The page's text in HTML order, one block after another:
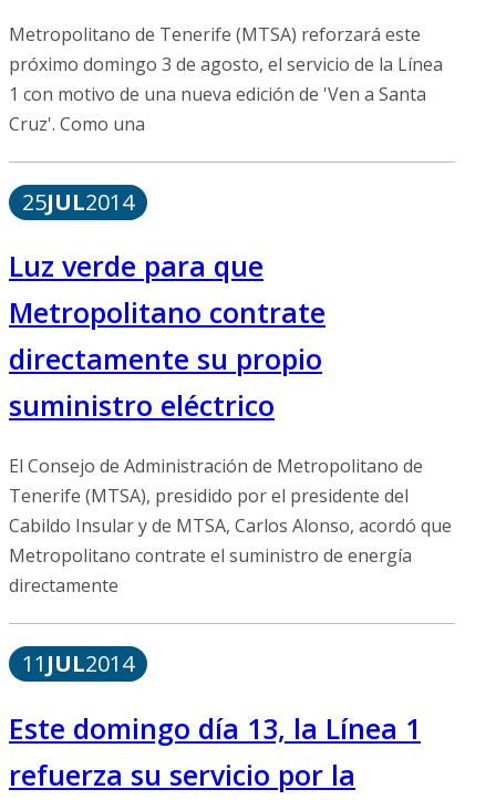
Metropolitano de Tenerife (MTSA) reforzará este
próximo domingo 3 de agosto, el servicio de la Línea
1 con motivo de una nueva edición de 'Ven a Santa
Cruz'. Como una
25JUL2014
Luz verde para que
Metropolitano contrate
directamente su propio
suministro eléctrico
El Consejo de Administración de Metropolitano de
Tenerife (MTSA), presidido por el presidente del
Cabildo Insular y de MTSA, Carlos Alonso, acordó que
Metropolitano contrate el suministro de energía
directamente
11 JUL2014
Este domingo día 13, la Línea 1
refuerza su servicio por la